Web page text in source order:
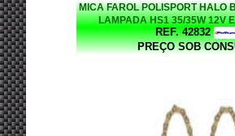
MICA FAROL POLISPORT HALO
LAMPADA HS1 35/35W 12V
REF. 42832
PREÇO SOB